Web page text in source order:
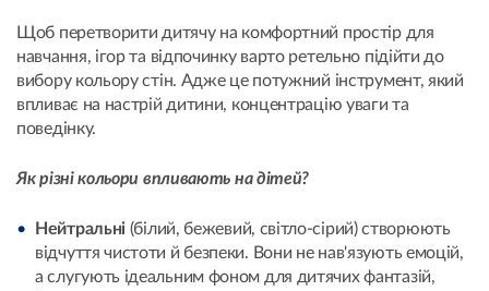
Щоб перетворити дитячу на комфортний простір для
навчання, ігор та відпочинку варто ретельно підійти до
вибору кольору стін. Адже це потужний інструмент, який
впливає на настрій дитини, концентрацію уваги та
поведінку.
Як різні кольори впливають на дітей?
Нейтральні (білий, бежевий, світло-сірий) створюють
відчуття чистоти й безпеки. Вони не нав'язують емоцій,
а слугують ідеальним фоном для дитячих фантазій,